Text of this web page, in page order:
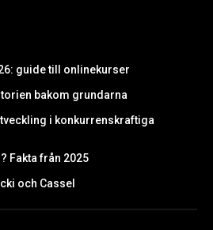
guide till onlinekurser
bakom grundarna
i konkurrenskraftiga
Fakta från 2025
och Cassel